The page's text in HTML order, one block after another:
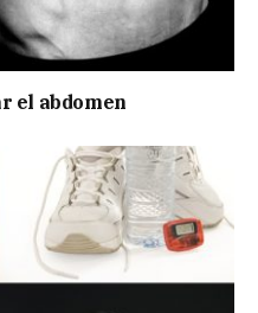
el abdomen